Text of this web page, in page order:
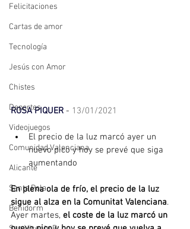
Felicitaciones
Cartas de amor
Tecnología
Jesús con Amor
Chistes
Deportes
Videojuegos
Comunidad Valenciana
Alicante
Santa Pola
Benidorm
ROSA PIQUER - 13/01/2021
El precio de la luz marcó ayer un
nuevo pico y hoy se prevé que siga
aumentando
En plena ola de frío, el precio de la luz
sigue al alza en la Comunitat Valenciana.
Ayer martes, el coste de la luz marcó un